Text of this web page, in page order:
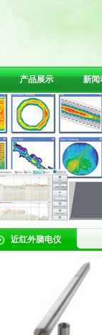
产品展示 新闻
近红外脑电仪